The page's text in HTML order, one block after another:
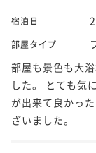
宿泊日
部屋タイプ
部屋も景色も大
した。 とても気
が出来て良かっ
ざいました。